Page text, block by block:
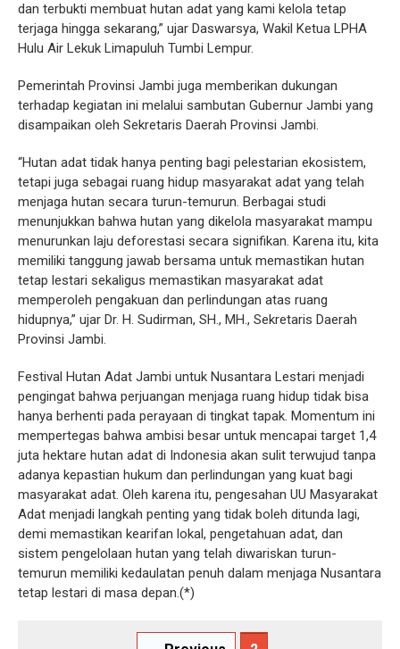
dan terbukti membuat hutan adat yang kami kelola tetap
terjaga hingga sekarang,” ujar Daswarsya, Wakil Ketua LPHA
Hulu Air Lekuk Limapuluh Tumbi Lempur.
Pemerintah Provinsi Jambi juga memberikan dukungan
terhadap kegiatan ini melalui sambutan Gubernur Jambi yang
disampaikan oleh Sekretaris Daerah Provinsi Jambi.
“Hutan adat tidak hanya penting bagi pelestarian ekosistem,
tetapi juga sebagai ruang hidup masyarakat adat yang telah
menjaga hutan secara turun-temurun. Berbagai studi
menunjukkan bahwa hutan yang dikelola masyarakat mampu
menurunkan laju deforestasi secara signifikan. Karena itu, kita
memiliki tanggung jawab bersama untuk memastikan hutan
tetap lestari sekaligus memastikan masyarakat adat
memperoleh pengakuan dan perlindungan atas ruang
hidupnya,” ujar Dr. H. Sudirman, SH., MH., Sekretaris Daerah
Provinsi Jambi.
Festival Hutan Adat Jambi untuk Nusantara Lestari menjadi
pengingat bahwa perjuangan menjaga ruang hidup tidak bisa
hanya berhenti pada perayaan di tingkat tapak. Momentum ini
mempertegas bahwa ambisi besar untuk mencapai target 1,4
juta hektare hutan adat di Indonesia akan sulit terwujud tanpa
adanya kepastian hukum dan perlindungan yang kuat bagi
masyarakat adat. Oleh karena itu, pengesahan UU Masyarakat
Adat menjadi langkah penting yang tidak boleh ditunda lagi,
demi memastikan kearifan lokal, pengetahuan adat, dan
sistem pengelolaan hutan yang telah diwariskan turun-
temurun memiliki kedaulatan penuh dalam menjaga Nusantara
tetap lestari di masa depan.(*)